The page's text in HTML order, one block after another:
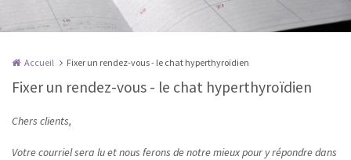
Accueil Fixer un rendez-vous - le chat hyperthyroïdien
Fixer un rendez-vous - le chat hyperthyroïdien
Chers clients,
Votre courriel sera lu et nous ferons de notre mieux pour y répondre dans